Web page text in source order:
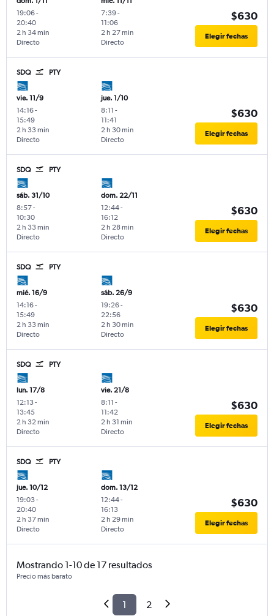
19:06-
20:40
Directo
2 h 34 min
7:39-
11:06
Directo
2 h 27 min
$630
Elegir fechas
SDQ PTY
vie. 11/9
14:16-
15:49
Directo
2 h 33 min
jue. 1/10
8:11 -
11:41
Directo
2 h 30 min
$630
Elegir fechas
SDQ PTY
sáb. 31/10
8:57-
10:30
Directo
2 h 33 min
dom. 22/11
12:44-
16:12
Directo
2 h 28 min
$630
Elegir fechas
SDQ PTY
mié. 16/9
14:16-
15:49
Directo
2 h 33 min
sáb. 26/9
19:26-
22:56
Directo
2 h 30 min
$630
Elegir fechas
SDQ PTY
lun. 17/8
12:13-
13:45
Directo
2 h 32 min
vie. 21/8
8:11 -
11:42
Directo
2 h 31 min
$630
Elegir fechas
SDQ PTY
jue. 10/12
19:03-
20:40
Directo
2 h 37 min
dom. 13/12
12:44-
16:13
Directo
2 h 29 min
$630
Elegir fechas
Mostrando 1-10 de 17 resultados
Precio más barato
1 2